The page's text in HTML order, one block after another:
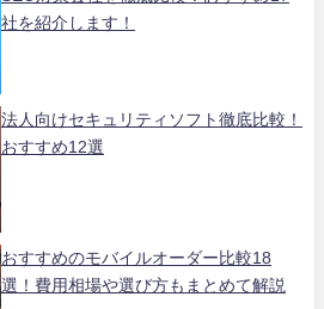
社を紹介します！
法人向けセキュリティソフト徹底比較！
おすすめ12選
おすすめのモバイルオーダー比較18
選！費用相場や選び方もまとめて解説